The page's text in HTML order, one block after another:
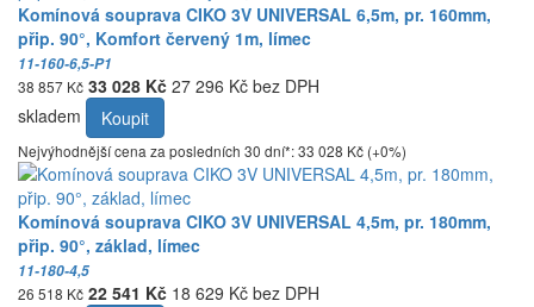
Komínová souprava CIKO 3V UNIVERSAL 6,5m, pr. 160mm,
přip. 90°, Komfort červený 1m, límec
11-160-6,5-P1
38 857 Kč 33 028 Kč 27 296 Kč bez DPH
skladem
Koupit
Nejvýhodnější cena za posledních 30 dní*: 33 028 Kč (+0%)
Komínová souprava CIKO 3V UNIVERSAL 4,5m, pr. 180mm,
přip. 90°, základ, límec
11-180-4,5
26 518 Kč 22 541 Kč 18 629 Kč bez DPH